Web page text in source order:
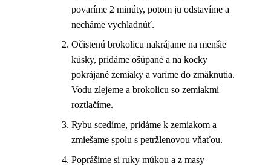
povaríme 2 minúty, potom ju odstavíme a
necháme vychladnúť.
Očistenú brokolicu nakrájame na menšie
kúsky, pridáme ošúpané a na kocky
pokrájané zemiaky a varíme do zmäknutia.
Vodu zlejeme a brokolicu so zemiakmi
roztlačíme.
Rybu scedíme, pridáme k zemiakom a
zmiešame spolu s petržlenovou vňaťou.
Poprášime si ruky múkou a z masy